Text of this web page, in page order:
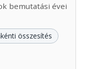
bemutatási évei
összesítés